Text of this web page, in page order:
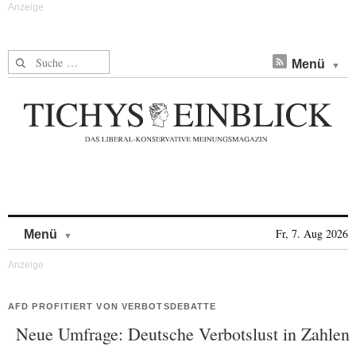
Suche nach: Menü
Menü Fr, 7. Aug 2026
AFD PROFITIERT VON VERBOTSDEBATTE
Neue Umfrage: Deutsche Verbotslust in Zahlen